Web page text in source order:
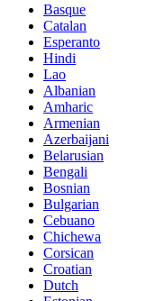
Basque
Catalan
Esperanto
Hindi
Lao
Albanian
Amharic
Armenian
Azerbaijani
Belarusian
Bengali
Bosnian
Bulgarian
Cebuano
Chichewa
Corsican
Croatian
Dutch